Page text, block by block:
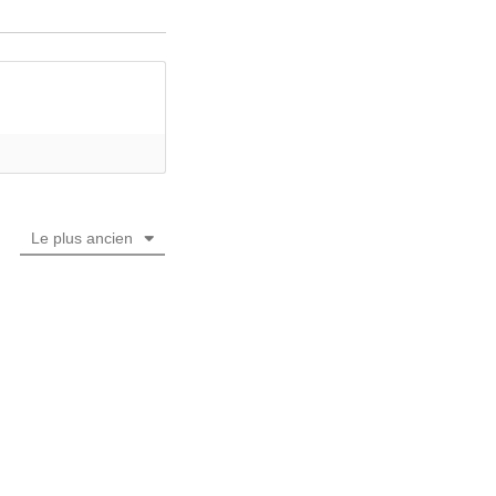
Le plus ancien